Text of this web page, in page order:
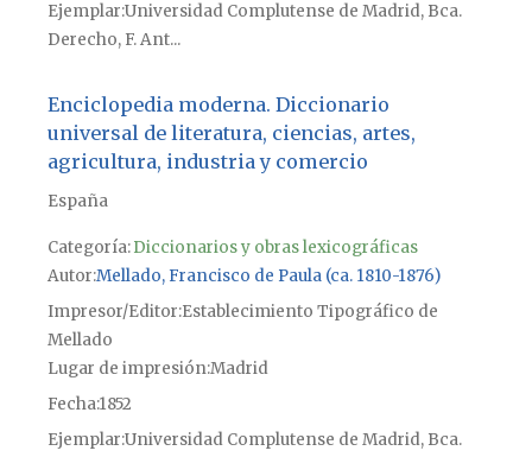
Ejemplar Universidad Complutense de Madrid, Bca.
Derecho, F. Ant...
Enciclopedia moderna. Diccionario
universal de literatura, ciencias, artes,
agricultura, industria y comercio
España
Categoría:Diccionarios y obras lexicográficas
Autor Mellado, Francisco de Paula (ca. 1810-1876)
Impresor/Editor Establecimiento Tipográfico de
Mellado
Lugar de impresiónMadrid
Fecha1852
Ejemplar Universidad Complutense de Madrid, Bca.